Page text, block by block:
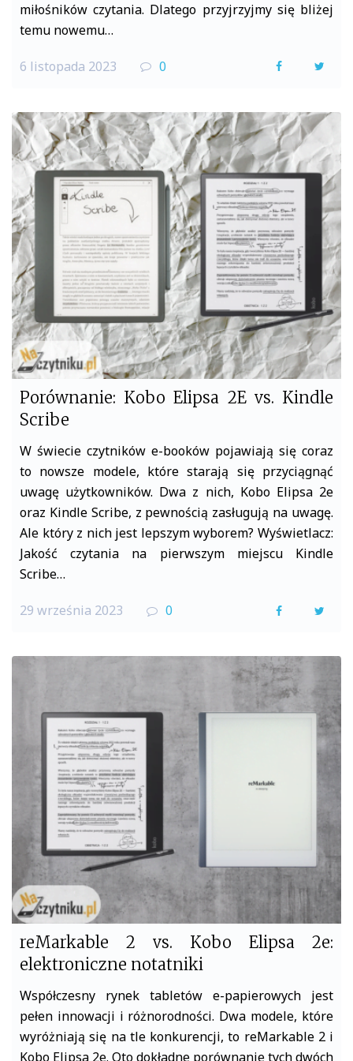
miłośników czytania. Dlatego przyjrzyjmy się bliżej
temu nowemu…
6 listopada 2023 0
F
c
e
b
o
o
k
i
t
t
e
r
Porównanie: Kobo Elipsa 2E vs. Kindle
Scribe
W świecie czytników e-booków pojawiają się coraz
to nowsze modele, które starają się przyciągnąć
uwagę użytkowników. Dwa z nich, Kobo Elipsa 2e
oraz Kindle Scribe, z pewnością zasługują na uwagę.
Ale który z nich jest lepszym wyborem? Wyświetlacz:
Jakość czytania na pierwszym miejscu Kindle
Scribe…
29 września 2023 0
F
c
e
t
e
reMarkable 2 vs. Kobo Elipsa 2e:
elektroniczne notatniki
Współczesny rynek tabletów e-papierowych jest
pełen innowacji i różnorodności. Dwa modele, które
wyróżniają się na tle konkurencji, to reMarkable 2 i
Kobo Elipsa 2e. Oto dokładne porównanie tych dwóch